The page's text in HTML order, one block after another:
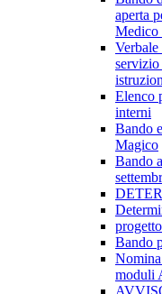
aperta
Medico
servizio
Elenco
interni
Bando
Magico
Bando
Bando
moduli